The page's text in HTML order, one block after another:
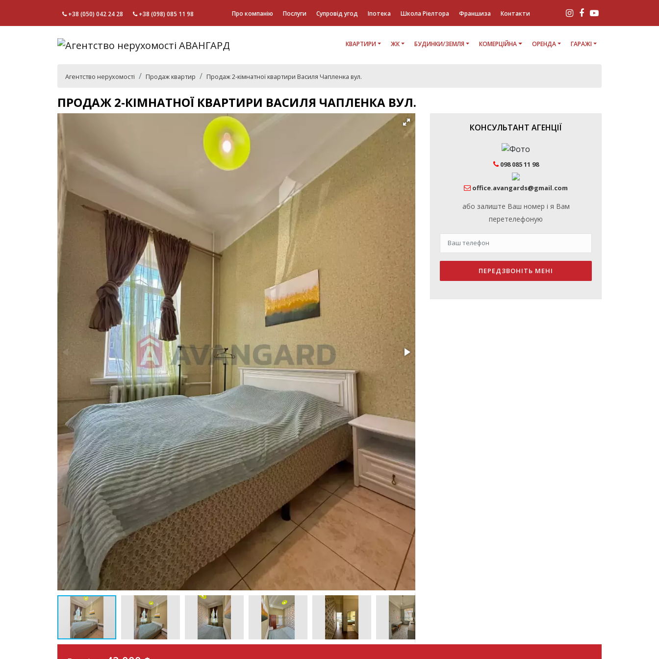
+38 (050) 042 24 28 +38 (098) 085 11 98 Про компанію Послуги Супровід угод Іпотека Школа Ріелтора Франшиза Контакти
КВАРТИРИ ЖК БУДИНКИ/ЗЕМЛЯ КОМЕРЦІЙНА ОРЕНДА ГАРАЖІ
Агентство нерухомості Продаж квартир Продаж 2-кімнатної квартири Василя Чапленка вул.
ПРОДАЖ 2-КІМНАТНОЇ КВАРТИРИ ВАСИЛЯ ЧАПЛЕНКА ВУЛ.
КОНСУЛЬТАНТ АГЕНЦІЇ
098 085 11 98
office.avangards@gmail.com
або залиште Ваш номер і я Вам
перетелефоную
ПЕРЕДЗВОНІТЬ МЕНІ